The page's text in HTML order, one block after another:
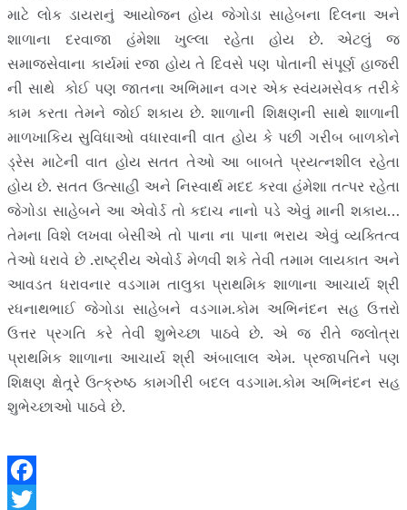
માટે લોક ડાયરાનું આયોજન હોય જેગોડા સાહેબના દિલના અને
શાળાના દરવાજા હંમેશા ખુલ્લા રહેતા હોય છે. એટલું જ
સમાજસેવાના કાર્યમાં રજા હોય તે દિવસે પણ પોતાની સંપૂર્ણ હાજરી
ની સાથે કોઈ પણ જાતના અભિમાન વગર એક સ્વંયમસેવક તરીકે
કામ કરતા તેમને જોઈ શકાય છે. શાળાની શિક્ષણની સાથે શાળાની
માળખાકિય સુવિધાઓ વધારવાની વાત હોય કે પછી ગરીબ બાળકોને
ડ્રેસ માટેની વાત હોય સતત તેઓ આ બાબતે પ્રયત્નશીલ રહેતા
હોય છે. સતત ઉત્સાહી અને નિસ્વાર્થ મદદ કરવા હંમેશા તત્પર રહેતા
જેગોડા સાહેબને આ એવોર્ડ તો કદાચ નાનો પડે એવું માની શકાય…
તેમના વિશે લખવા બેસીએ તો પાના ના પાના ભરાય એવું વ્યક્તિત્વ
તેઓ ધરાવે છે .રાષ્ટ્રીય એવોર્ડ મેળવી શકે તેવી તમામ લાયકાત અને
આવડત ધરાવનાર વડગામ તાલુકા પ્રાથમિક શાળાના આચાર્ય શ્રી
રધનાથભાઈ જેગોડા સાહેબને વડગામ.કોમ અભિનંદન સહ ઉત્તરો
ઉત્તર પ્રગતિ કરે તેવી શુભેચ્છા પાઠવે છે. એ જ રીતે જલોત્રા
પ્રાથમિક શાળાના આચાર્ય શ્રી અંબાલાલ એમ. પ્રજાપતિને પણ
શિક્ષણ ક્ષેત્ર્રે ઉત્ક્રુષ્ઠ કામગીરી બદલ વડગામ.કોમ અભિનંદન સહ
શુભેચ્છાઓ પાઠવે છે.
F